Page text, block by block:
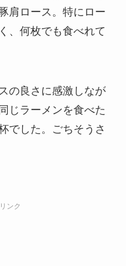
肩ロース。特にロー
、何枚でも食べれて
の良さに感激しなが
じラーメンを食べた
でした。ごちそうさ
ンク